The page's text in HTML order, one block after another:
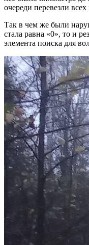
очереди перевезли
Так в чем же были
стала равна «0», то и
элемента поиска для